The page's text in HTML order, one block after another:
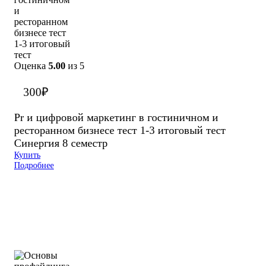
Оценка 5.00 из 5
300₽
Pr и цифровой маркетинг в гостиничном и
ресторанном бизнесе тест 1-3 итоговый тест
Синергия 8 семестр
Купить
Подробнее